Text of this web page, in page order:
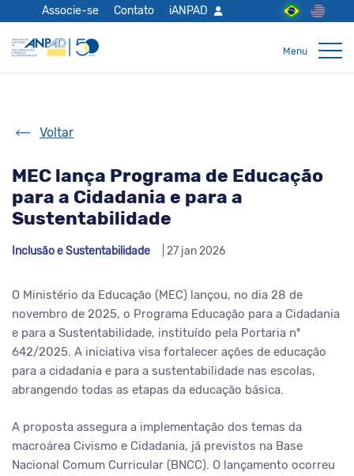
Associe-se Contato iANPAD
Voltar
MEC lança Programa de Educação
para a Cidadania e para a
Sustentabilidade
Inclusão e Sustentabilidade | 27 jan 2026
O Ministério da Educação (MEC) lançou, no dia 28 de
novembro de 2025, o Programa Educação para a Cidadania
e para a Sustentabilidade, instituído pela Portaria nº
642/2025. A iniciativa visa fortalecer ações de educação
para a cidadania e para a sustentabilidade nas escolas,
abrangendo todas as etapas da educação básica.
A proposta assegura a implementação dos temas da
macroárea Civismo e Cidadania, já previstos na Base
Nacional Comum Curricular (BNCC). O lançamento ocorreu